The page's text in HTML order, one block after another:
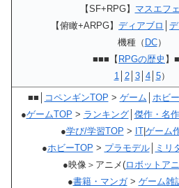
【SF+RPG】 マスエフ
【俯瞰+ARPG】 ディアブロ
機種（ DC）
■■■【 RPGの歴史 】
1│ 2│ 3│ 4│ 5）
■■│ コペンギンTOP > ゲーム ホビー
●ゲームTOP > ランキング│ 傑作・名作
●学び/学習TOP > IT| ゲーム
●ホビーTOP > プラモデル│ ミリ
●映像＞アニメ(ロボットア
●書籍・マンガ> ゲーム雑